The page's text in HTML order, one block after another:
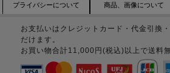
プライバシーについて 商品、画像について
お支払いはクレジットカード・代金引換
だけます。
お買い物合計11,000円(税込)以上で送料無